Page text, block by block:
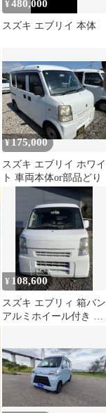
¥480,000
スズキ エブリイ 本体
¥175,000
スズキ エブリイ ホワイ
ト 車両本体or部品どり
¥ 108,600
スズキ エブリィ 箱バン
アルミホイール付き 説